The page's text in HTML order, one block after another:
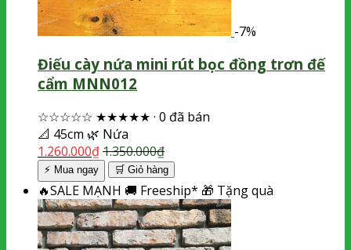
-7%
Điếu cày nứa mini rút bọc đồng trơn đế
cẩm MNN012
☆☆☆☆☆ ★★★★★ · 0 đã bán
📐 45cm 🌿 Nứa
1.260.000₫1.350.000₫
⚡ Mua ngay 🛒 Giỏ hàng
🔥SALE MẠNH 🚚 Freeship* 🎁 Tặng quà